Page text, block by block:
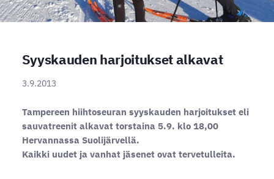
Syyskauden harjoitukset alkavat
3.9.2013
Tampereen hiihtoseuran syyskauden harjoitukset eli
sauvatreenit alkavat torstaina 5.9. klo 18,00
Hervannassa Suolijärvellä.
Kaikki uudet ja vanhat jäsenet ovat tervetulleita.